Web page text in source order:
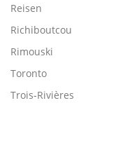
Reisen
Richiboutcou
Rimouski
Toronto
Trois-Rivières